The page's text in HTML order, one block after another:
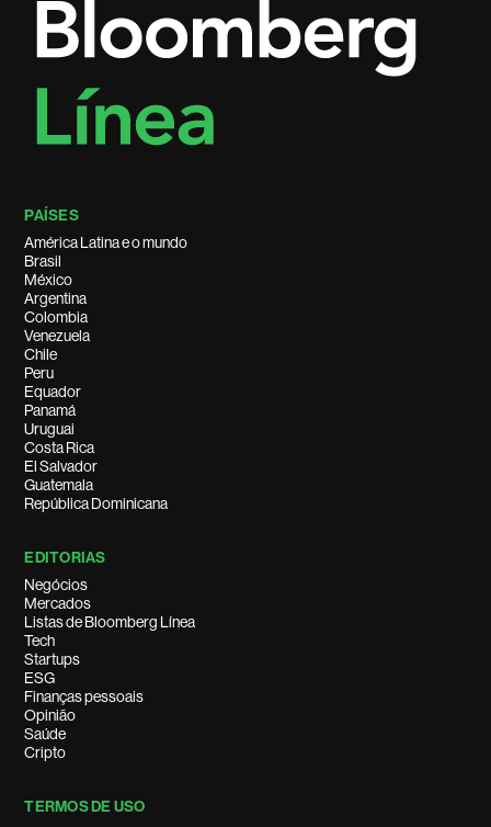
PAÍSES
América Latina e o mundo
Brasil
México
Argentina
Colombia
Venezuela
Chile
Peru
Equador
Panamá
Uruguai
Costa Rica
El Salvador
Guatemala
República Dominicana
EDITORIAS
Negócios
Mercados
Listas de Bloomberg Línea
Tech
Startups
ESG
Finanças pessoais
Opinião
Saúde
Cripto
TERMOS DE USO